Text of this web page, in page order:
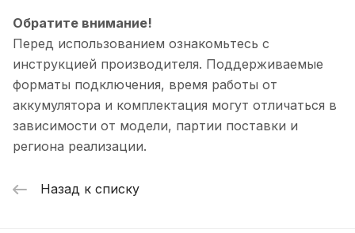
Обратите внимание!
Перед использованием ознакомьтесь с
инструкцией производителя. Поддерживаемые
форматы подключения, время работы от
аккумулятора и комплектация могут отличаться в
зависимости от модели, партии поставки и
региона реализации.
Назад к списку